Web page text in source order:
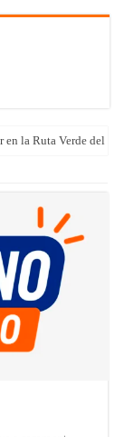
en la Ruta Verde del